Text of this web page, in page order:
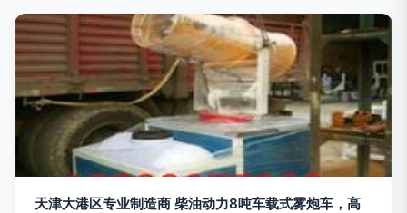
天津大港区专业制造商 柴油动力8吨车载式雾炮车，高